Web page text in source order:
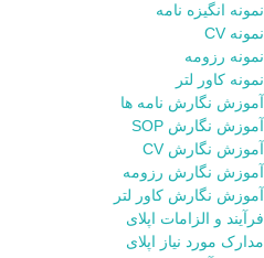
نمونه انگیزه نامه
نمونه CV
نمونه رزومه
نمونه کاور لتر
آموزش نگارش نامه ها
آموزش نگارش SOP
آموزش نگارش CV
آموزش نگارش رزومه
آموزش نگارش کاور لتر
فرآیند و الزامات اپلای
مدارک مورد نیاز اپلای